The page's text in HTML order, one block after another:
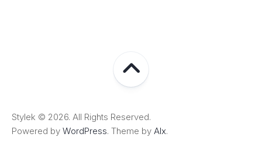
Stylek © 2026. All Rights Reserved.
Powered by WordPress. Theme by Alx.